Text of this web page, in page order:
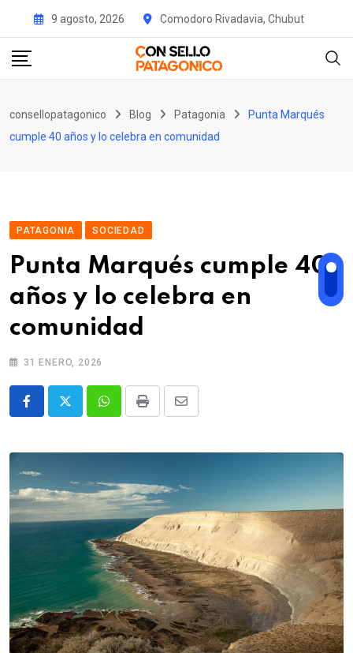
content
9 agosto, 2026 Comodoro Rivadavia, Chubut
consellopatagonico Blog Patagonia
Punta Marqués
cumple 40 años y lo celebra en comunidad
PATAGONIA SOCIEDAD
Punta Marqués cumple 40
años y lo celebra en
comunidad
31 ENERO, 2026
WhatsappPrint
Share
Email